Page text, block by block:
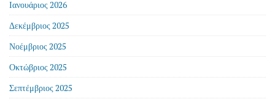
Ιανουάριος 2026
Δεκέμβριος 2025
Νοέμβριος 2025
Οκτώβριος 2025
Σεπτέμβριος 2025